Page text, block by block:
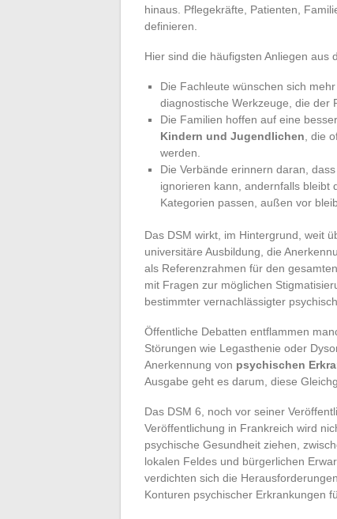
hinaus. Pflegekräfte, Patienten,
definieren.
Hier sind die häufigsten Anliegen
Die Fachleute wünschen sich
diagnostische Werkzeuge, die der
Die Familien hoffen auf eine
Kindern und Jugendlichen , die
werden.
Die Verbände erinnern daran,
ignorieren kann, andernfalls bleibt
Kategorien passen, außen vor
Das DSM wirkt, im Hintergrund, weit
universitäre Ausbildung, die
als Referenzrahmen für den
mit Fragen zur möglichen
bestimmter vernachlässigter
Öffentliche Debatten entflammen
Störungen wie Legasthenie oder
Anerkennung von psychischen
Ausgabe geht es darum, diese
Das DSM 6, noch vor seiner
Veröffentlichung in Frankreich wird
psychische Gesundheit ziehen,
lokalen Feldes und bürgerlichen
verdichten sich die
Konturen psychischer Erkrankungen